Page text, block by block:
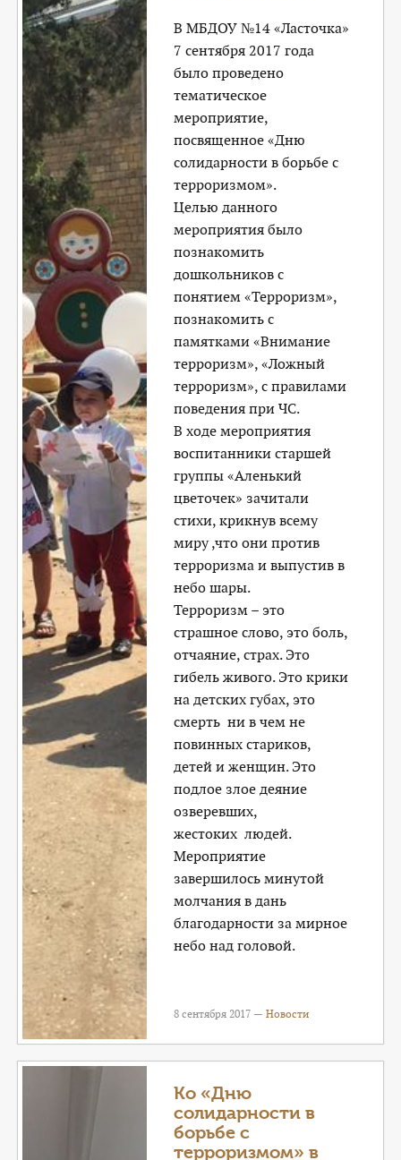
В МБДОУ №14 «Ласточка»
7 сентября 2017 года
было проведено
тематическое
мероприятие,
посвященное «Дню
солидарности в борьбе с
терроризмом».
Целью данного
мероприятия было
познакомить
дошкольников с
понятием «Терроризм»,
познакомить с
памятками «Внимание
терроризм», «Ложный
терроризм», с правилами
поведения при ЧС.
В ходе мероприятия
воспитанники старшей
группы «Аленький
цветочек» зачитали
стихи, крикнув всему
миру ,что они против
терроризма и выпустив в
небо шары.
Терроризм – это
страшное слово, это боль,
отчаяние, страх. Это
гибель живого. Это крики
на детских губах, это
смерть ни в чем не
повинных стариков,
детей и женщин. Это
подлое злое деяние
озверевших,
жестоких людей.
Мероприятие
завершилось минутой
молчания в дань
благодарности за мирное
небо над головой.
8 сентября 2017 —Новости
Ко «Дню
солидарности в
борьбе с
терроризмом» в